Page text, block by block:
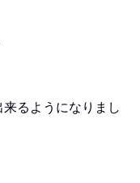
るようになりまし